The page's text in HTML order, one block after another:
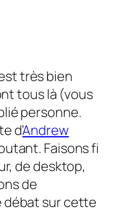
très bien
tous là (vous
personne.
d’Andrew
Faisons fi
de desktop,
de
débat sur cette